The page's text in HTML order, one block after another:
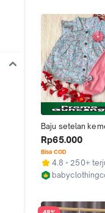
Baju setelan
bunga celana
lucu fashion anak
perempuan
jas
Rp65.000
Bisa COD
4.8
250+